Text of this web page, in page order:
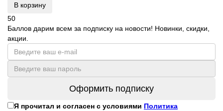
В корзину
50
Баллов дарим всем за подписку на новости! Новинки, скидки,
акции.
Оформить подписку
Я прочитал и согласен с условиями Политика